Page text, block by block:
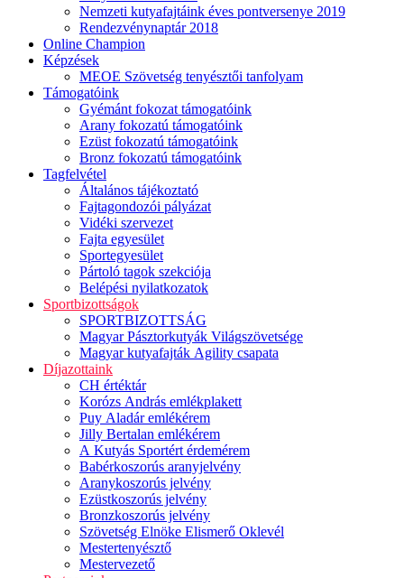
Nemzeti kutyafajtáink éves pontversenye 2019
Rendezvénynaptár 2018
Online Champion
Képzések
MEOE Szövetség tenyésztői tanfolyam
Támogatóink
Gyémánt fokozat támogatóink
Arany fokozatú támogatóink
Ezüst fokozatú támogatóink
Bronz fokozatú támogatóink
Tagfelvétel
Általános tájékoztató
Fajtagondozói pályázat
Vidéki szervezet
Fajta egyesület
Sportegyesület
Pártoló tagok szekciója
Belépési nyilatkozatok
Sportbizottságok
SPORTBIZOTTSÁG
Magyar Pásztorkutyák Világszövetsége
Magyar kutyafajták Agility csapata
Díjazottaink
CH értéktár
Korózs András emlékplakett
Puy Aladár emlékérem
Jilly Bertalan emlékérem
A Kutyás Sportért érdemérem
Babérkoszorús aranyjelvény
Aranykoszorús jelvény
Ezüstkoszorús jelvény
Bronzkoszorús jelvény
Szövetség Elnöke Elismerő Oklevél
Mestertenyésztő
Mestervezető